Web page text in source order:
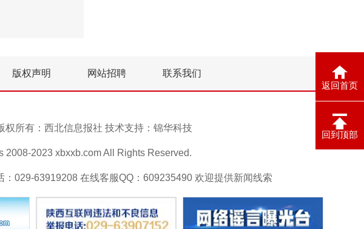
返回首页
回到顶部
版权声明 网站招聘 联系我们
所有：西北信息报社 技术支持： 锦华科技
2023 xbxxb.com All Rights Reserved.
63919208 在线客服QQ：609235490 欢迎提供新闻线索